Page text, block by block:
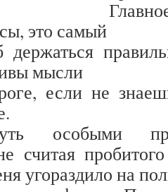
это самый
держаться
мысли
если не
особыми
считая
угораздило на